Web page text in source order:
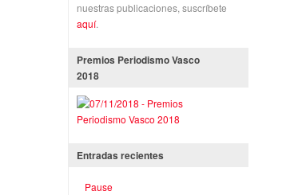
nuestras publicaciones, suscríbete
aquí.
Premios Periodismo Vasco
2018
Entradas recientes
Pause